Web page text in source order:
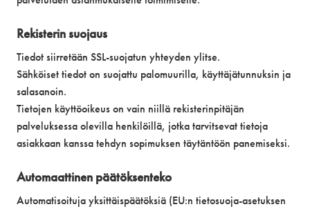
Rekisterin suojaus
Tiedot siirretään SSL-suojatun yhteyden ylitse.
Sähköiset tiedot on suojattu palomuurilla, käyttäjätunnuksin ja
salasanoin.
Tietojen käyttöoikeus on vain niillä rekisterinpitäjän
palveluksessa olevilla henkilöillä, jotka tarvitsevat tietoja
asiakkaan kanssa tehdyn sopimuksen täytäntöön panemiseksi.
Automaattinen päätöksenteko
Automatisoituja yksittäispäätöksiä (EU:n tietosuoja-asetuksen